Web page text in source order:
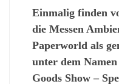
Einmaligfinden
die Messen
Paperworld als
unter dem Namen
Goods Show –